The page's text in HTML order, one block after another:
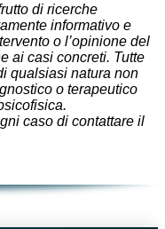
di ricerche
informativo e
o l’opinione del
ai casi concreti. Tutte
qualsiasi natura non
o terapeutico
caso di contattare il